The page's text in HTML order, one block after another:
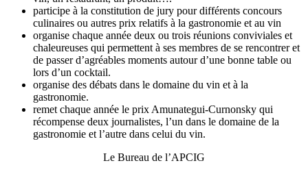
participe à la constitution de jury pour différents concours
culinaires ou autres prix relatifs à la gastronomie et au vin
organise chaque année deux ou trois réunions conviviales et
chaleureuses qui permettent à ses membres de se rencontrer et
de passer d’agréables moments autour d’une bonne table ou
lors d’un cocktail.
organise des débats dans le domaine du vin et à la
gastronomie.
remet chaque année le prix Amunategui-Curnonsky qui
récompense deux journalistes, l’un dans le domaine de la
gastronomie et l’autre dans celui du vin.
Le Bureau de l’APCIG